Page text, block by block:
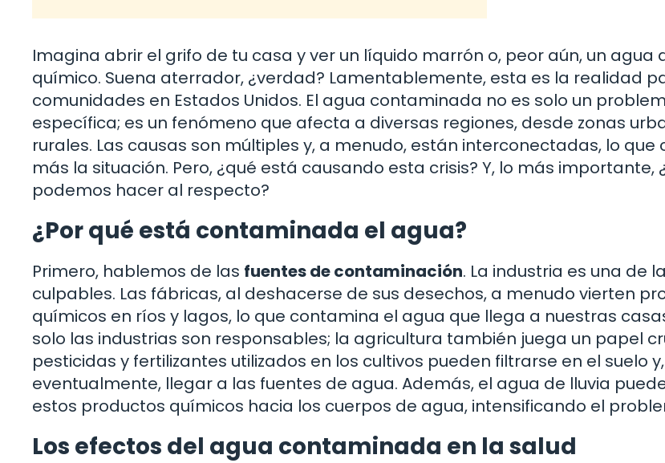
Imagina abrir el grifo de tu casa y ver un líquido marrón o, peor aún, un agua
químico. Suena aterrador, ¿verdad? Lamentablemente, esta es la realidad
comunidades en Estados Unidos. El agua contaminada no es solo un
específica; es un fenómeno que afecta a diversas regiones, desde zonas
rurales. Las causas son múltiples y, a menudo, están interconectadas, lo que
más la situación. Pero, ¿qué está causando esta crisis? Y, lo más importante,
podemos hacer al respecto?
¿Por qué está contaminada el agua?
Primero, hablemos de las fuentes de contaminación. La industria es una de
culpables. Las fábricas, al deshacerse de sus desechos, a menudo vierten
químicos en ríos y lagos, lo que contamina el agua que llega a nuestras
solo las industrias son responsables; la agricultura también juega un papel
pesticidas y fertilizantes utilizados en los cultivos pueden filtrarse en el suelo y,
eventualmente, llegar a las fuentes de agua. Además, el agua de lluvia
estos productos químicos hacia los cuerpos de agua, intensificando el
Los efectos del agua contaminada en la salud